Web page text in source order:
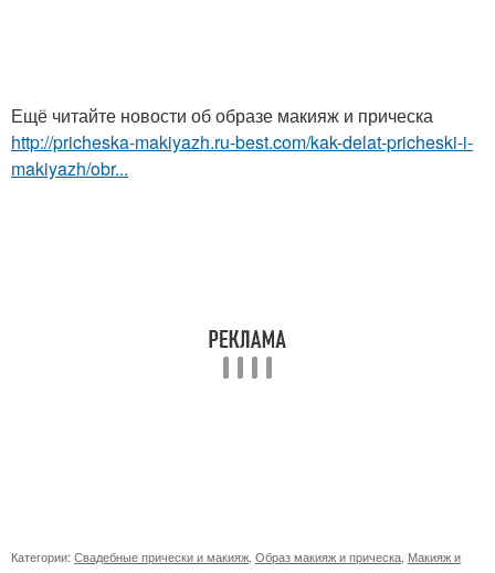
Ещё читайте новости об образе макияж и прическа
http://pricheska-makiyazh.ru-best.com/kak-delat-pricheski-i-
makiyazh/obr...
Категории: Свадебные прически и макияж Образ макияж и прическа Макияж и